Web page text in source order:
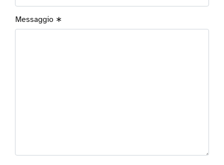
Età
Messaggio ∗